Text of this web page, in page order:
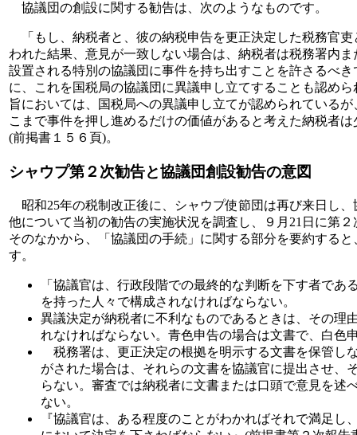
協議団の創設に関する勧告は、次のようなものです。
「もし、納税者と、彼の納税申告を更正決定した税務官
われた結果、意見が一致しない場合は、納税者は税務署内
設置される特別の協議団に事件を持ち出すことを許さるべ
に、これを国税局の協議団に異議申し立てすることも認め
旨においては、国税局への異議申し立てが認められている
こまで事件を押し進めるだけの価値があると考えた納税者
(前掲書１５６頁)。
シャウプ第２次勧告と協議団創設勧告の意図
昭和25年の税制改正後に、シャウプ使節団は再び来日し
他について当初の勧告の実施状況を調査し、９月21日に第
そのなかから、「協議団の手続」に関する部分を要約する
す。
「協議官は、行政段階での最終的な判断を下す者であ
を持った人々で構成されなければならない。
異議決定が納税者に不利なものであるときは、その理
れなければならない。青色申告の場合は文書で、白色
税務署は、更正決定の根拠を明示する文書を保管し
がされた場合は、それらの文書を協議官に提出させ、
らない。審査では納税者に文書または口頭で意見を述
ない。
『協議官は、ある程度のことがわかればそれで満足し